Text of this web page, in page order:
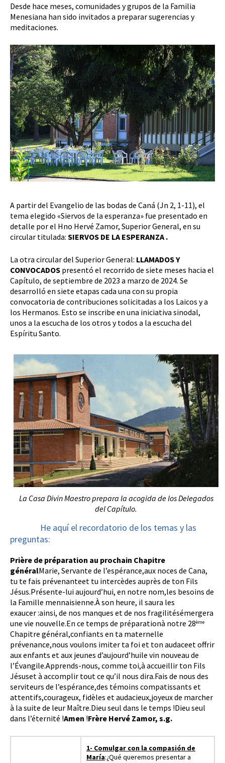
Desde hace meses, comunidades y grupos de la Familia
Menesiana han sido invitados a preparar sugerencias y
meditaciones.
A partir del Evangelio de las bodas de Caná (Jn 2, 1-11), el
tema elegido «Siervos de la esperanza» fue presentado en
detalle por el Hno Hervé Zamor, Superior General, en su
circular titulada: SIERVOS DE LA ESPERANZA .
La otra circular del Superior General: LLAMADOS Y
CONVOCADOS presentó el recorrido de siete meses hacia el
Capítulo, de septiembre de 2023 a marzo de 2024. Se
desarrolló en siete etapas cada una con su propia
convocatoria de contribuciones solicitadas a los Laicos y a
los Hermanos. Esto se inscribe en una iniciativa sinodal,
unos a la escucha de los otros y todos a la escucha del
Espíritu Santo.
La Casa Divin Maestro prepara la acogida de los Delegados
del Capítulo.
He aquí el recordatorio de los temas y las
preguntas:
Prière de préparation au prochain Chapitre
généralMarie, Servante de l’espérance,aux noces de Cana,
tu te fais prévenanteet tu intercèdes auprès de ton Fils
Jésus.Présente-lui aujourd’hui, en notre nom,les besoins de
la Famille mennaisienne.À son heure, il saura les
exaucer :ainsi, de nos manques et de nos fragilitésémergera
une vie nouvelle.En ce temps de préparationà notre 28ème
Chapitre général,confiants en ta maternelle
prévenance,nous voulons imiter ta foi et ton audaceet offrir
aux enfants et aux jeunes d’aujourd’huile vin nouveau de
l’Évangile.Apprends-nous, comme toi,à accueillir ton Fils
Jésuset à accomplir tout ce qu’il nous dira.Fais de nous des
serviteurs de l’espérance,des témoins compatissants et
attentifs,courageux, fidèles et audacieux,joyeux de marcher
à la suite de leur Maître.Dieu seul dans le temps !Dieu seul
dans l’éternité !Amen !Frère Hervé Zamor, s.g.
1- Comulgar con la compasión de
María:¿Qué queremos presentar a